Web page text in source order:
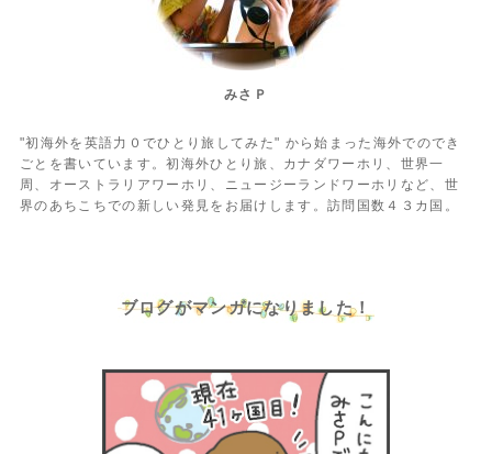
みさＰ
"初海外を英語力０でひとり旅してみた" から始まった海外でのでき
ごとを書いています。初海外ひとり旅、カナダワーホリ、世界一
周、オーストラリアワーホリ、ニュージーランドワーホリなど、世
界のあちこちでの新しい発見をお届けします。訪問国数４３カ国。
ブログがマンガになりました！